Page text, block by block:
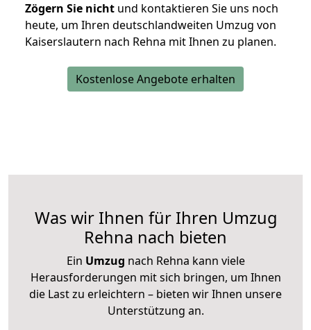
Zögern Sie nicht und kontaktieren Sie uns noch
heute, um Ihren deutschlandweiten Umzug von
Kaiserslautern nach Rehna mit Ihnen zu planen.
Kostenlose Angebote erhalten
Was wir Ihnen für Ihren Umzug
Rehna nach bieten
Ein Umzug nach Rehna kann viele
Herausforderungen mit sich bringen, um Ihnen
die Last zu erleichtern – bieten wir Ihnen unsere
Unterstützung an.